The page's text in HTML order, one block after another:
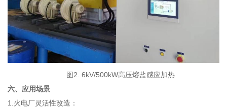
图2 6kV/500kW高压熔盐感应加热
六、应用场景
1.火电厂灵活性改造：